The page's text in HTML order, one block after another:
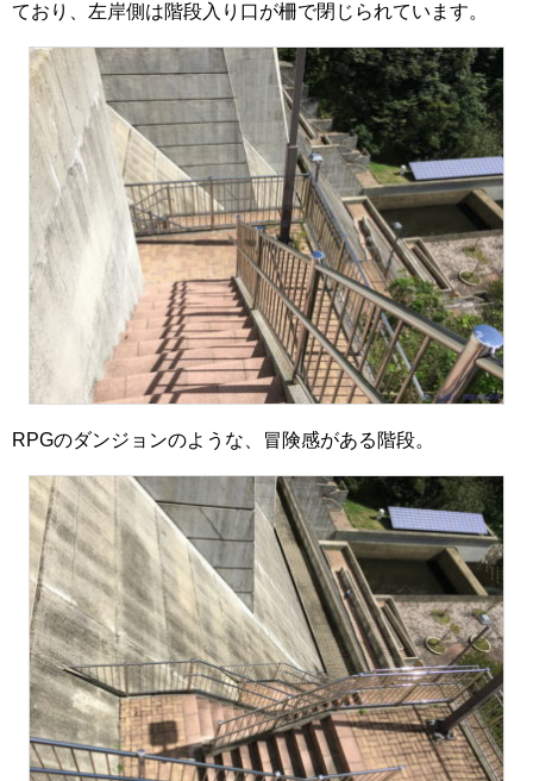
ており、左岸側は階段入り口が柵で閉じられています。
RPGのダンジョンのような、冒険感がある階段。